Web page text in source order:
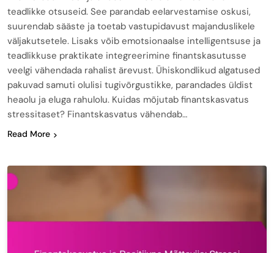
teadlikke otsuseid. See parandab eelarvestamise oskusi,
suurendab sääste ja toetab vastupidavust majanduslikele
väljakutsetele. Lisaks võib emotsionaalse intelligentsuse ja
teadlikkuse praktikate integreerimine finantskasutusse
veelgi vähendada rahalist ärevust. Ühiskondlikud algatused
pakuvad samuti olulisi tugivõrgustikke, parandades üldist
heaolu ja eluga rahulolu. Kuidas mõjutab finantskasvatus
stressitaset? Finantskasvatus vähendab…
Read More